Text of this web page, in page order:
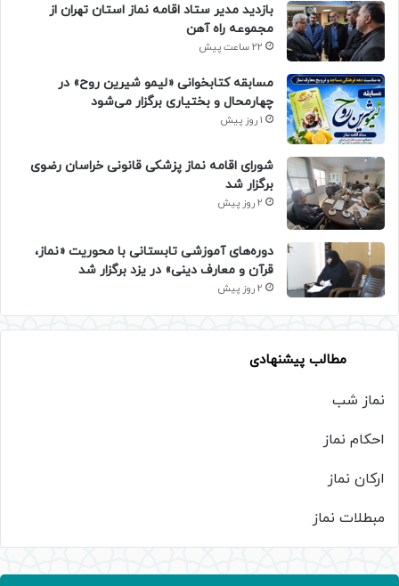
بازدید مدیر ستاد اقامه نماز استان تهران از
مجموعه راه آهن
22 ساعت پیش
مسابقه کتابخوانی «لیمو شیرین روح» در
چهارمحال و بختیاری برگزار می‌شود
1 روز پیش
شورای اقامه نماز پزشکی قانونی خراسان رضوی
برگزار شد
2 روز پیش
دوره‌های آموزشی تابستانی با محوریت «نماز،
قرآن و معارف دینی» در یزد برگزار شد
2 روز پیش
مطالب پیشنهادی
نماز شب
احکام نماز
ارکان نماز
مبطلات نماز